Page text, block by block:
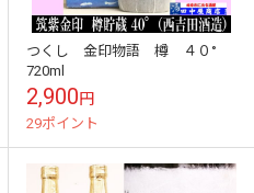
つくし 金印物語 樽 ４０°
720ml
2,900円
29ポイント